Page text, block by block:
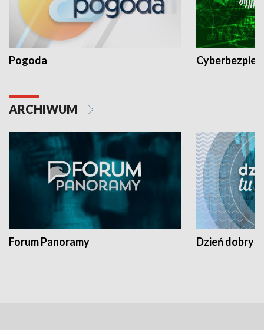
Pogoda
ARCHIWUM
Forum Panoramy Dzień dobry